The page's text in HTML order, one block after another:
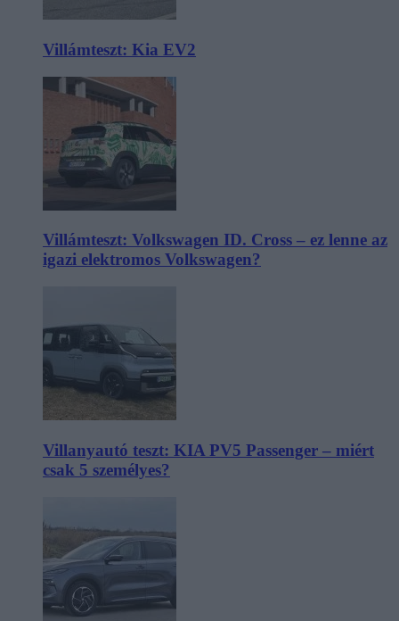
Villámteszt: Kia EV2
Villámteszt: Volkswagen ID. Cross – ez lenne az
igazi elektromos Volkswagen?
Villanyautó teszt: KIA PV5 Passenger – miért
csak 5 személyes?